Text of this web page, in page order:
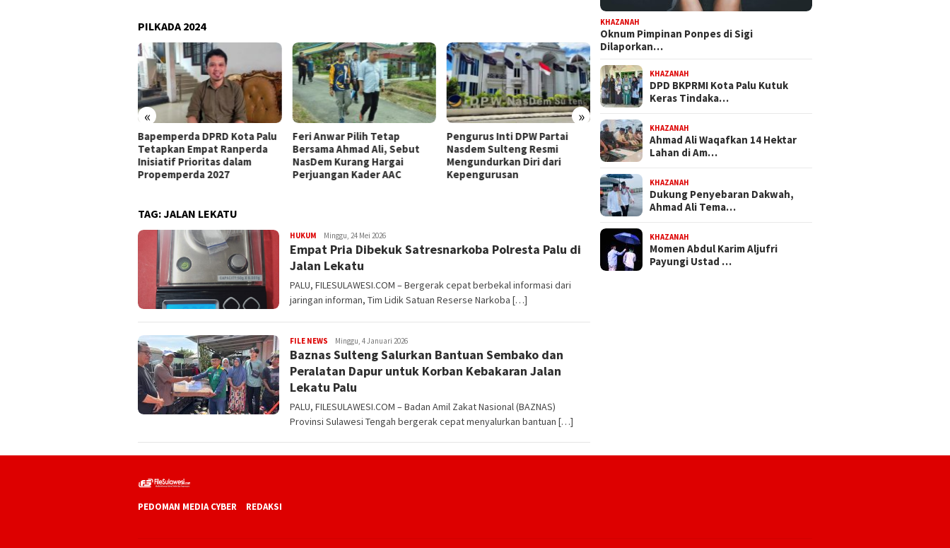
PILKADA 2024
« »
Bapemperda DPRD Kota Palu
Tetapkan Empat Ranperda
Inisiatif Prioritas dalam
Propemperda 2027
Feri Anwar Pilih Tetap
Bersama Ahmad Ali, Sebut
NasDem Kurang Hargai
Perjuangan Kader AAC
Pengurus Inti DPW Partai
Nasdem Sulteng Resmi
Mengundurkan Diri dari
Kepengurusan
Komisi III DPRD Sulteng
Turun ke PT CPM, Isu
Pencemaran hingga
Kontribusi PAD Jadi Sorotan
Dapat Mandat PKB, H Nanang
TAG:JALAN LEKATU
HUKUM FILESULAWESI
Minggu, 24 Mei 2026
Empat Pria Dibekuk Satresnarkoba Polresta Palu di
Jalan Lekatu
PALU, FILESULAWESI.COM – Bergerak cepat berbekal informasi dari
jaringan informan, Tim Lidik Satuan Reserse Narkoba […]
FILE NEWS FILESULAWESI
Minggu, 4 Januari 2026
Baznas Sulteng Salurkan Bantuan Sembako dan
Peralatan Dapur untuk Korban Kebakaran Jalan
Lekatu Palu
PALU, FILESULAWESI.COM – Badan Amil Zakat Nasional (BAZNAS)
Provinsi Sulawesi Tengah bergerak cepat menyalurkan bantuan […]
KHAZANAH
Oknum Pimpinan Ponpes di Sigi
Dilaporkan…
KHAZANAH
DPD BKPRMI Kota Palu Kutuk
Keras Tindaka…
KHAZANAH
Ahmad Ali Waqafkan 14 Hektar
Lahan di Am…
KHAZANAH
Dukung Penyebaran Dakwah,
Ahmad Ali Tema…
KHAZANAH
Momen Abdul Karim Aljufri
Payungi Ustad …
PEDOMAN MEDIA CYBER REDAKSI